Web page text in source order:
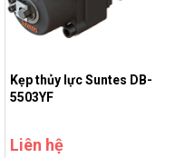
Kẹp thủy lực Suntes DB-
5503YF
Liên hệ